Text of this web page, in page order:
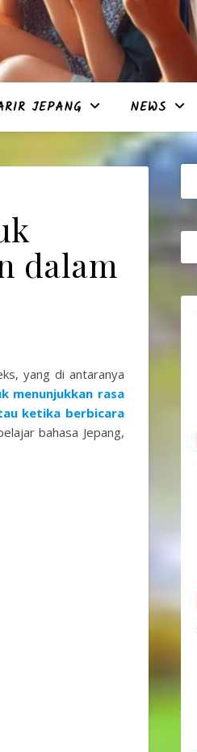
JEPANG NEWS
dalam
yang di antaranya
menunjukkan rasa
ketika berbicara
bahasa Jepang,